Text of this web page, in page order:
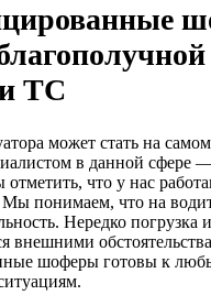
ТС
может стать на
в данной сфере
что у нас
понимаем, что на
Нередко погрузка
внешними
шоферы готовы к